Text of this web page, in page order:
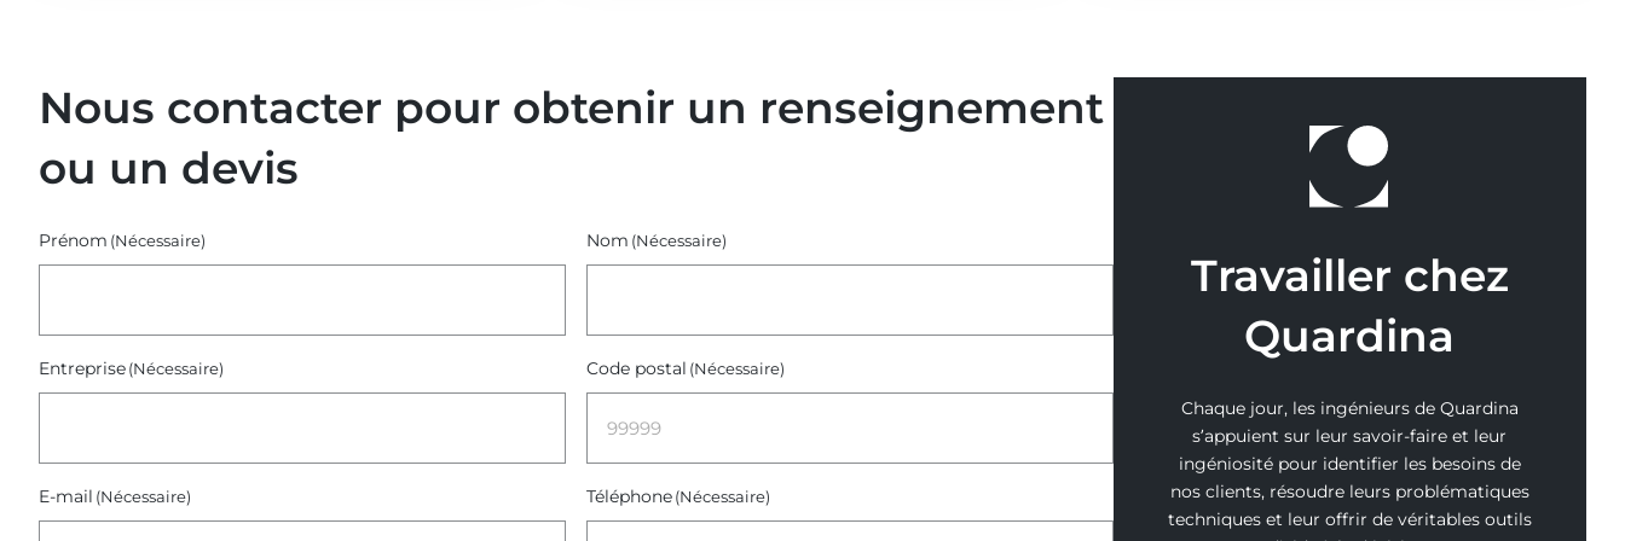
webinaires
Octobre
2025)
VSME)
Nous contacter pour obtenir un renseignement
ou un devis
Prénom (Nécessaire) Nom (Nécessaire)
Entreprise(Nécessaire) Code postal (Nécessaire)
E-mail (Nécessaire) Téléphone(Nécessaire)
Travailler chez
Quardina
Chaque jour, les ingénieurs de Quardina
s’appuient sur leur savoir-faire et leur
ingéniosité pour identifier les besoins de
nos clients, résoudre leurs problématiques
techniques et leur offrir de véritables outils